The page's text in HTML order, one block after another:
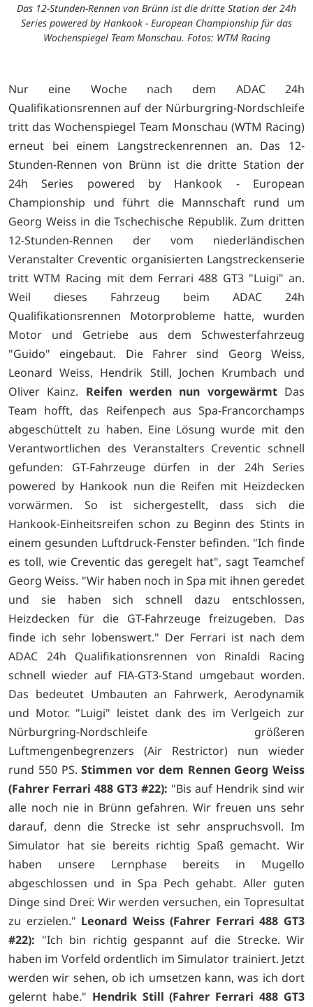
Das 12-Stunden-Rennen von Brünn ist die dritte Station der 24h
Series powered by Hankook - European Championship für das
Wochenspiegel Team Monschau. Fotos: WTM Racing
Nur eine Woche nach dem ADAC 24h
Qualifikationsrennen auf der Nürburgring-Nordschleife
tritt das Wochenspiegel Team Monschau (WTM Racing)
erneut bei einem Langstreckenrennen an. Das 12-
Stunden-Rennen von Brünn ist die dritte Station der
24h Series powered by Hankook - European
Championship und führt die Mannschaft rund um
Georg Weiss in die Tschechische Republik. Zum dritten
12-Stunden-Rennen der vom niederländischen
Veranstalter Creventic organisierten Langstreckenserie
tritt WTM Racing mit dem Ferrari 488 GT3 "Luigi" an.
Weil dieses Fahrzeug beim ADAC 24h
Qualifikationsrennen Motorprobleme hatte, wurden
Motor und Getriebe aus dem Schwesterfahrzeug
"Guido" eingebaut. Die Fahrer sind Georg Weiss,
Leonard Weiss, Hendrik Still, Jochen Krumbach und
Oliver Kainz. Reifen werden nun vorgewärmtDas
Team hofft, das Reifenpech aus Spa-Francorchamps
abgeschüttelt zu haben. Eine Lösung wurde mit den
Verantwortlichen des Veranstalters Creventic schnell
gefunden: GT-Fahrzeuge dürfen in der 24h Series
powered by Hankook nun die Reifen mit Heizdecken
vorwärmen. So ist sichergestellt, dass sich die
Hankook-Einheitsreifen schon zu Beginn des Stints in
einem gesunden Luftdruck-Fenster befinden. "Ich finde
es toll, wie Creventic das geregelt hat", sagt Teamchef
Georg Weiss. "Wir haben noch in Spa mit ihnen geredet
und sie haben sich schnell dazu entschlossen,
Heizdecken für die GT-Fahrzeuge freizugeben. Das
finde ich sehr lobenswert." Der Ferrari ist nach dem
ADAC 24h Qualifikationsrennen von Rinaldi Racing
schnell wieder auf FIA-GT3-Stand umgebaut worden.
Das bedeutet Umbauten an Fahrwerk, Aerodynamik
und Motor. "Luigi" leistet dank des im Verlgeich zur
Nürburgring-Nordschleife größeren
Luftmengenbegrenzers (Air Restrictor) nun wieder
rund 550 PS.Stimmen vor dem Rennen Georg Weiss
(Fahrer Ferrari 488 GT3 #22): "Bis auf Hendrik sind wir
alle noch nie in Brünn gefahren. Wir freuen uns sehr
darauf, denn die Strecke ist sehr anspruchsvoll. Im
Simulator hat sie bereits richtig Spaß gemacht. Wir
haben unsere Lernphase bereits in Mugello
abgeschlossen und in Spa Pech gehabt. Aller guten
Dinge sind Drei: Wir werden versuchen, ein Topresultat
zu erzielen." Leonard Weiss (Fahrer Ferrari 488 GT3
#22): "Ich bin richtig gespannt auf die Strecke. Wir
haben im Vorfeld ordentlich im Simulator trainiert. Jetzt
werden wir sehen, ob ich umsetzen kann, was ich dort
gelernt habe." Hendrik Still (Fahrer Ferrari 488 GT3